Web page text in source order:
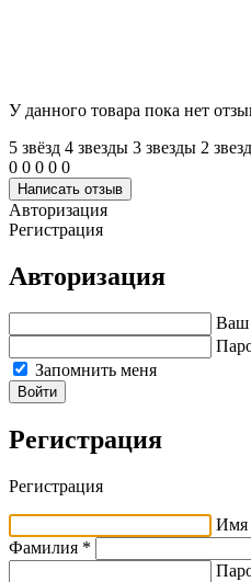
У данного товара пока нет
5 звёзд 4 звeзды 3 звeзды 2
0 0 0 0 0
Написать отзыв
Авторизация
Регистрация
Авторизация
Ваш
Запомнить меня
Войти
Регистрация
Регистрация
Имя
Фамилия *